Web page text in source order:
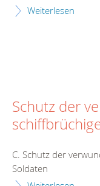
Weiterlesen
Schutz der
C. Schutz der
Soldaten